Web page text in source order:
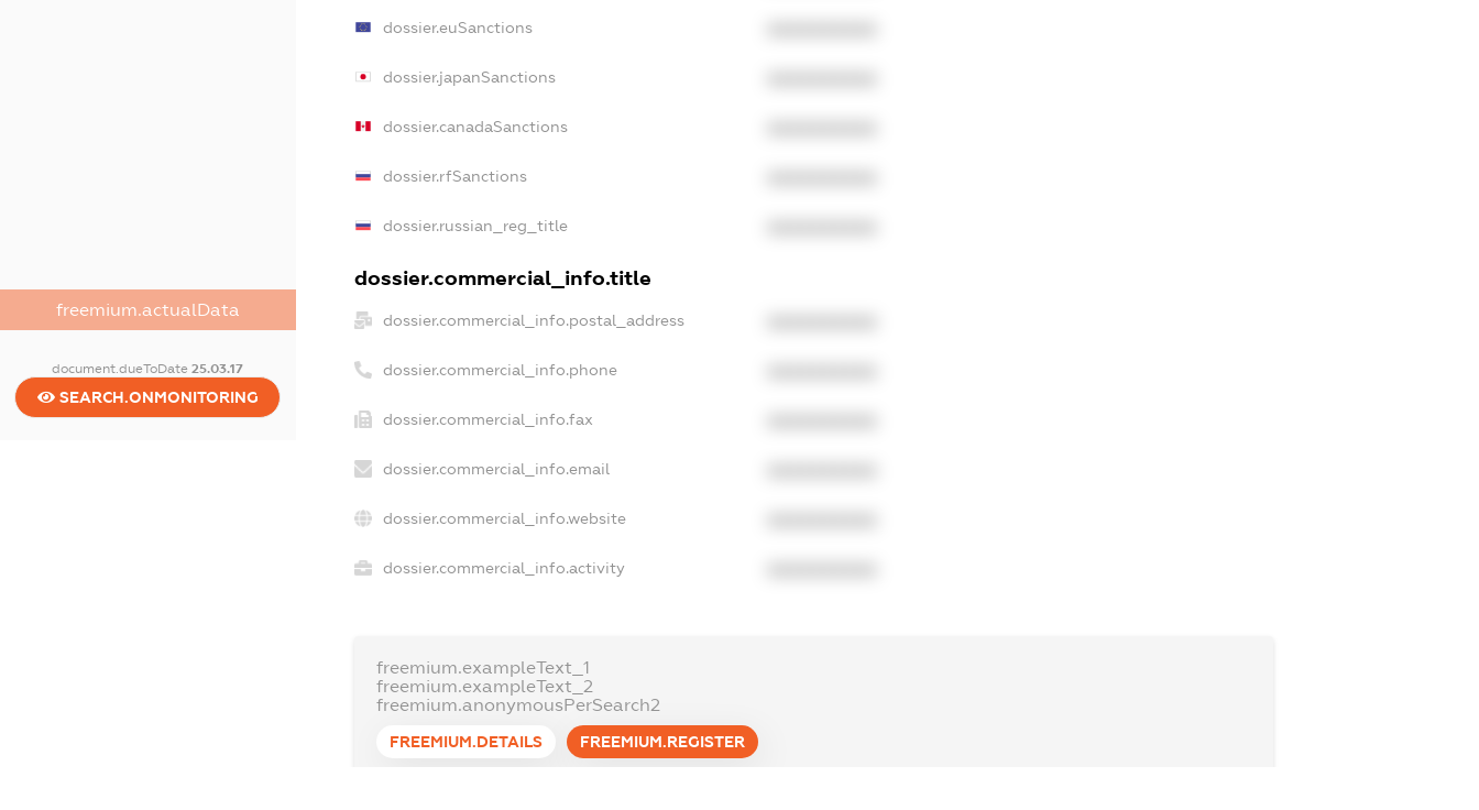
freemium.actualData
document.dueToDate25.03.17
SEARCH.ONMONITORING
dossier.euSanctions
dossier.japanSanctions
dossier.canadaSanctions
dossier.rfSanctions
dossier.russian_reg_title
dossier.commercial_info.title
dossier.commercial_info.postal_address
dossier.commercial_info.phone
dossier.commercial_info.fax
dossier.commercial_info.email
dossier.commercial_info.website
dossier.commercial_info.activity
freemium.exampleText_1
freemium.exampleText_2
freemium.anonymousPerSearch2
FREEMIUM.DETAILS FREEMIUM.REGISTER